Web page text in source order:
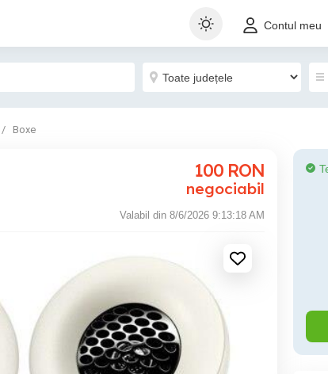
Contul meu
Boxe
100 RON
negociabil
Valabil din 8/6/2026 9:13:18 AM